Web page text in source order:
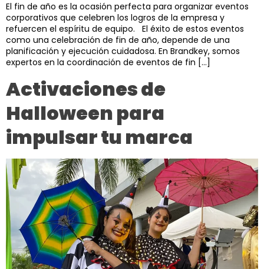
El fin de año es la ocasión perfecta para organizar eventos
corporativos que celebren los logros de la empresa y
refuercen el espíritu de equipo. El éxito de estos eventos
como una celebración de fin de año, depende de una
planificación y ejecución cuidadosa. En Brandkey, somos
expertos en la coordinación de eventos de fin […]
Activaciones de
Halloween para
impulsar tu marca